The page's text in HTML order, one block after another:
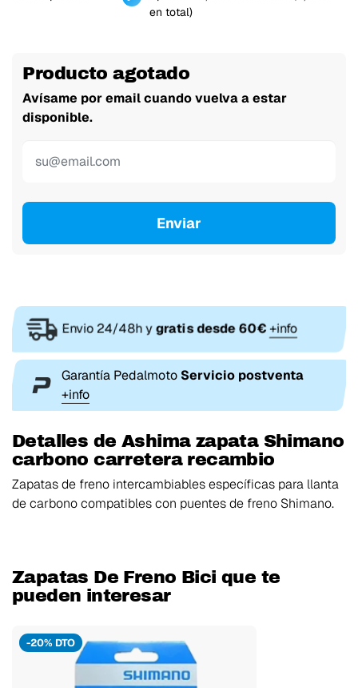
en total)
Producto agotado
Avísame por email cuando vuelva a estar
disponible.
Enviar
Envio 24/48h ygratis desde 60€+info
Garantía Pedalmoto Servicio postventa
+info
Detalles de Ashima zapata Shimano
carbono carretera recambio
Zapatas de freno intercambiables específicas para llanta
de carbono compatibles con puentes de freno Shimano.
Zapatas De Freno Bici que te
pueden interesar
-20% DTO